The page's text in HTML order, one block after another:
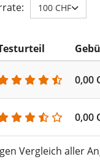
100 CHF
0,00
0,00
Vergleich aller